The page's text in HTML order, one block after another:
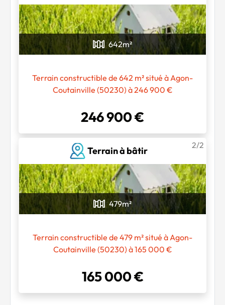
Chargement...
642m²
Terrain constructible de 642 m² situé à Agon-
Coutainville (50230) à 246 900 €
246 900 €
Terrain à bâtir
2/2
479m²
Terrain constructible de 479 m² situé à Agon-
Coutainville (50230) à 165 000 €
165 000 €